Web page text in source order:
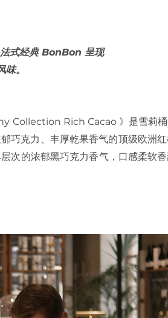
式经典 BonBon 呈现
。
Collection Rich Cacao 》是雪莉桶
巧克力、丰厚乾果香气的顶级欧洲红
次的浓郁黑巧克力香气，口感柔软